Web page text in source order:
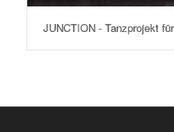
JUNCTION - Tanzprojekt